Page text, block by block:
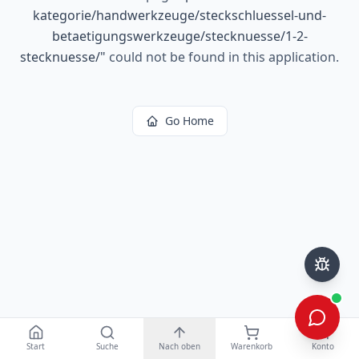
kategorie/handwerkzeuge/steckschluessel-und-
betaetigungswerkzeuge/stecknuesse/1-2-
stecknuesse/" could not be found in this application.
Go Home
Start Suche Nach oben Warenkorb Konto